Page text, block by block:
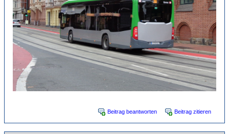
Beitrag beantworten Beitrag zitieren